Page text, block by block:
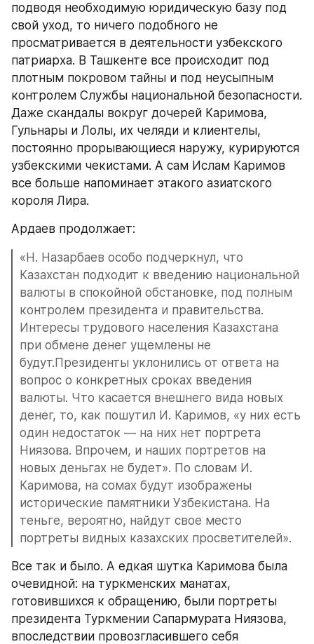
подводя необходимую юридическую базу под
свой уход, то ничего подобного не
просматривается в деятельности узбекского
патриарха. В Ташкенте все происходит под
плотным покровом тайны и под неусыпным
контролем Службы национальной безопасности.
Даже скандалы вокруг дочерей Каримова,
Гульнары и Лолы, их челяди и клиентелы,
постоянно прорывающиеся наружу, курируются
узбекскими чекистами. А сам Ислам Каримов
все больше напоминает этакого азиатского
короля Лира.
Ардаев продолжает:
«Н. Назарбаев особо подчеркнул, что
Казахстан подходит к введению национальной
валюты в спокойной обстановке, под полным
контролем президента и правительства.
Интересы трудового населения Казахстана
при обмене денег ущемлены не
будут.Президенты уклонились от ответа на
вопрос о конкретных сроках введения
валюты. Что касается внешнего вида новых
денег, то, как пошутил И. Каримов, «у них есть
один недостаток — на них нет портрета
Ниязова. Впрочем, и наших портретов на
новых деньгах не будет». По словам И.
Каримова, на сомах будут изображены
исторические памятники Узбекистана. На
теньге, вероятно, найдут свое место
портреты видных казахских просветителей».
Все так и было. А едкая шутка Каримова была
очевидной: на туркменских манатах,
готовившихся к обращению, были портреты
президента Туркмении Сапармурата Ниязова,
впоследствии провозгласившего себя